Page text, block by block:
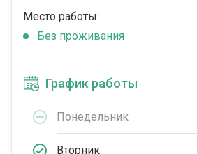
Место работы:
Без проживания
График работы
Понедельник
Вторник